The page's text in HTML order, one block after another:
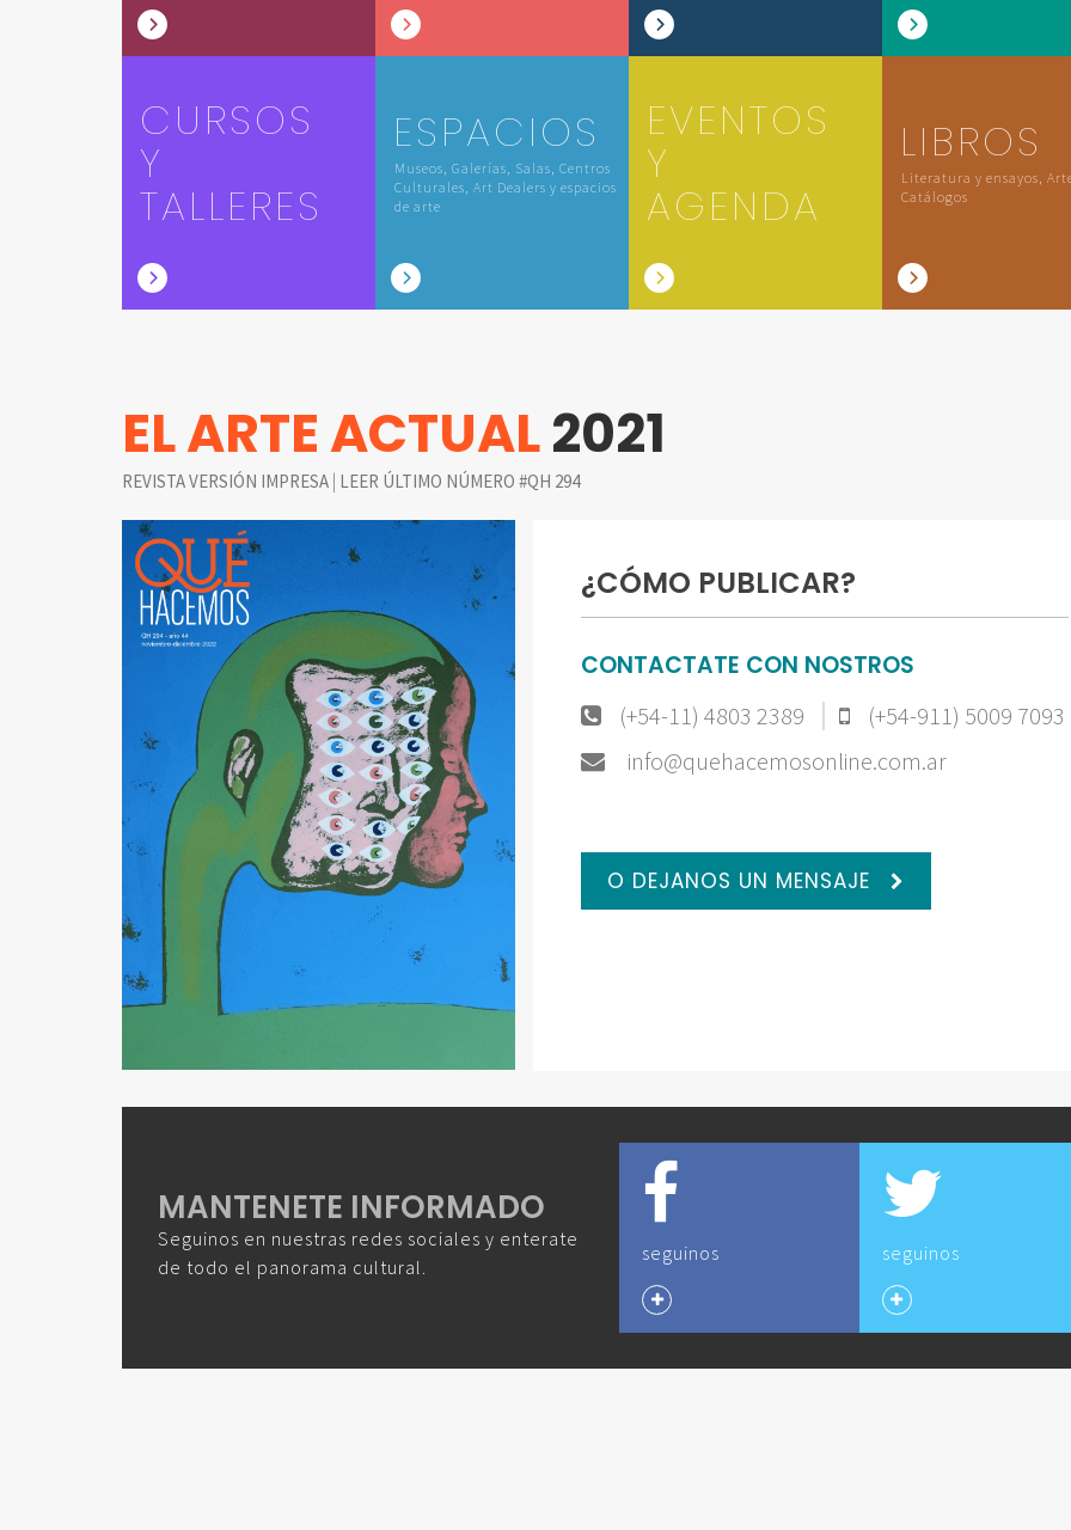
CURSOS
Y
TALLERES
ESPACIOS
Museos, Galerías, Salas, Centros
Culturales, Art Dealers y espacios
de arte
EVENTOS
Y
AGENDA
LIBROS
Literatura y ensayos,
Catálogos
EL ARTE ACTUAL2021
REVISTA VERSIÓN IMPRESA | LEER ÚLTIMO NÚMERO #QH 294
¿CÓMO PUBLICAR?
CONTACTATE CON NOSTROS
(+54-11) 4803 2389
(+54-911) 5009 7093
info@quehacemosonline.com.ar
O DEJANOS UN MENSAJE
MANTENETE INFORMADO
Seguinos en nuestras redes sociales y enterate
de todo el panorama cultural.
seguinos seguinos